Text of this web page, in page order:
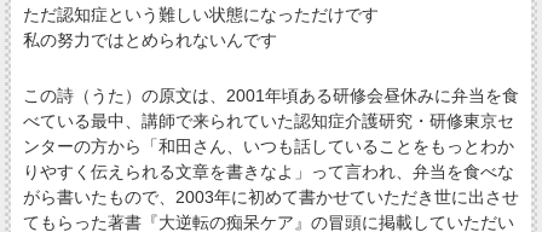
ただ認知症という難しい状態になっただけです
私の努力ではとめられないんです
この詩（うた）の原文は、2001年頃ある研修会昼休みに弁当を食
べている最中、講師で来られていた認知症介護研究・研修東京セ
ンターの方から「和田さん、いつも話していることをもっとわか
りやすく伝えられる文章を書きなよ」って言われ、弁当を食べな
がら書いたもので、2003年に初めて書かせていただき世に出させ
てもらった著書『大逆転の痴呆ケア』の冒頭に掲載していただい